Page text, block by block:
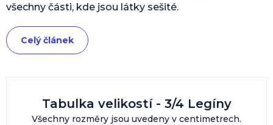
Tabulka velikostí - 3/4 Legíny
Všechny rozměry jsou uvedeny v centimetrech.
všechny části, kde jsou látky sešité.
Celý článek